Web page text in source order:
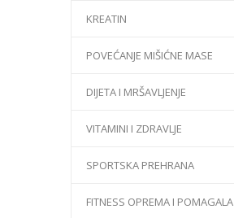
KREATIN
POVEĆANJE MIŠIĆNE MASE
DIJETA I MRŠAVLJENJE
VITAMINI I ZDRAVLJE
SPORTSKA PREHRANA
FITNESS OPREMA I POMAGALA